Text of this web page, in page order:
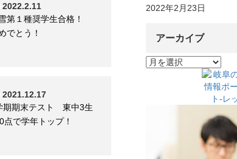
2022.2.11
第１種奨学生合格！
でとう！
2021.12.17
期期末テスト 東中3生
点で学年トップ！
2022年2月23日
アーカイブ
ア